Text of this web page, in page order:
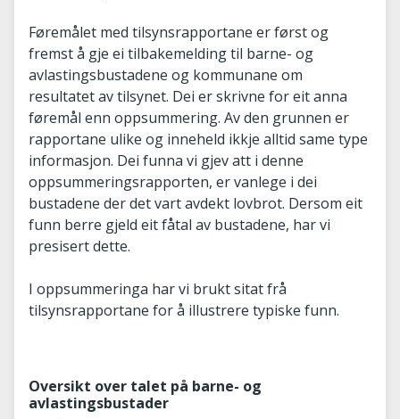
Føremålet med tilsynsrapportane er først og
fremst å gje ei tilbakemelding til barne- og
avlastingsbustadene og kommunane om
resultatet av tilsynet. Dei er skrivne for eit anna
føremål enn oppsummering. Av den grunnen er
rapportane ulike og inneheld ikkje alltid same type
informasjon. Dei funna vi gjev att i denne
oppsummeringsrapporten, er vanlege i dei
bustadene der det vart avdekt lovbrot. Dersom eit
funn berre gjeld eit fåtal av bustadene, har vi
presisert dette.
I oppsummeringa har vi brukt sitat frå
tilsynsrapportane for å illustrere typiske funn.
Oversikt over talet på barne- og
avlastingsbustader